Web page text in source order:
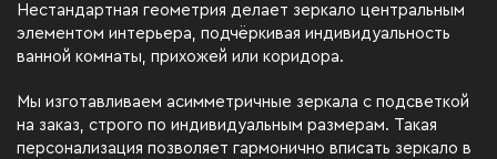
Нестандартная геометрия делает зеркало центральным
элементом интерьера, подчёркивая индивидуальность
ванной комнаты, прихожей или коридора.
Мы изготавливаем асимметричные зеркала с подсветкой
на заказ, строго по индивидуальным размерам. Такая
персонализация позволяет гармонично вписать зеркало в